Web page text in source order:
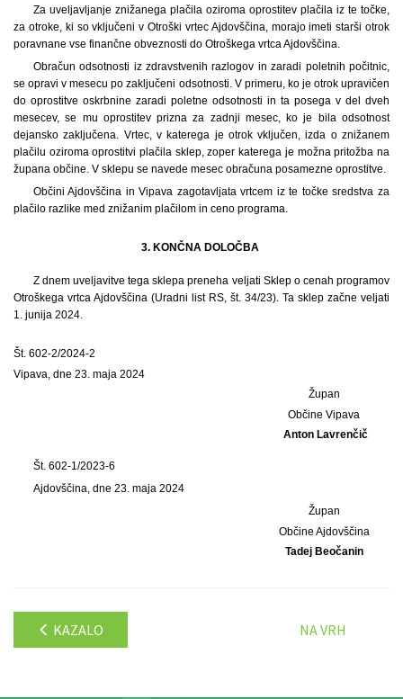
Za uveljavljanje znižanega plačila oziroma oprostitev plačila iz te točke,
za otroke, ki so vključeni v Otroški vrtec Ajdovščina, morajo imeti starši otrok
poravnane vse finančne obveznosti do Otroškega vrtca Ajdovščina.
Obračun odsotnosti iz zdravstvenih razlogov in zaradi poletnih počitnic,
se opravi v mesecu po zaključeni odsotnosti. V primeru, ko je otrok upravičen
do oprostitve oskrbnine zaradi poletne odsotnosti in ta posega v del dveh
mesecev, se mu oprostitev prizna za zadnji mesec, ko je bila odsotnost
dejansko zaključena. Vrtec, v katerega je otrok vključen, izda o znižanem
plačilu oziroma oprostitvi plačila sklep, zoper katerega je možna pritožba na
župana občine. V sklepu se navede mesec obračuna posamezne oprostitve.
Občini Ajdovščina in Vipava zagotavljata vrtcem iz te točke sredstva za
plačilo razlike med znižanim plačilom in ceno programa.
3. KONČNA DOLOČBA
Z dnem uveljavitve tega sklepa preneha veljati Sklep o cenah programov
Otroškega vrtca Ajdovščina (Uradni list RS, št. 34/23). Ta sklep začne veljati
1. junija 2024.
Št. 602-2/2024-2
Vipava, dne 23. maja 2024
Župan
Občine Vipava
Anton Lavrenčič
Št. 602-1/2023-6
Ajdovščina, dne 23. maja 2024
Župan
Občine Ajdovščina
Tadej Beočanin
KAZALO NA VRH